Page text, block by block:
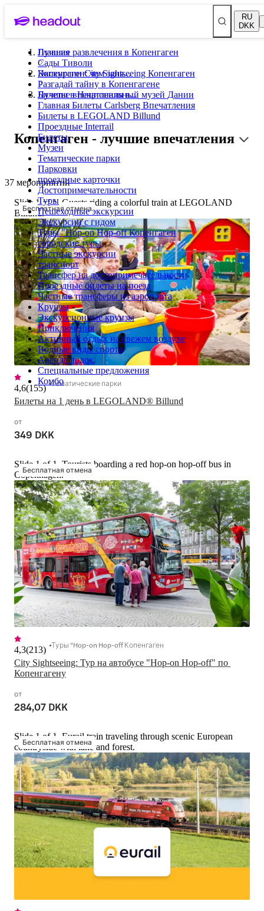
RU
DKK
Лучшие развлечения в Копенгаген
Сады Тиволи
Экскурсии City Sightseeing Копенгаген
Разгадай тайну в Копенгагене
Билеты в Национальный музей Дании
Главная Билеты Carlsberg Впечатления
Билеты в LEGOLAND Billund
Проездные Interrail
Билеты
Музеи
Тематические парки
Парковки
проездные карточки
Достопримечательности
Туры
Пешеходные экскурсии
Экскурсии с гидом
Туры "Hop-on Hop-off Копенгаген
городские туры
Частные экскурсии
транспорт
Трансфер на достопримечательности
Проездные билеты на поезд
Частные трансферы из аэропорта
Круизы
Экскурсионные круизы
Приключения
Активный отдых на свежем воздухе
Водные виды спорта
Аренда лодок
Специальные предложения
Комбо
Главная
Копенгаген: чем заня...
Лучшие впечатления в...
Копенгаген - лучшие впечатления
37 мероприятий
Бесплатная отмена
Slide 1 of 1, Guests riding a colorful train at LEGOLAND
Billund.
Билеты на 1 день в LEGOLAND® Billund
4,6(155) Тематические парки
от
349 DKK
Бесплатная отмена
Slide 1 of 1, Tourists boarding a red hop-on hop-off bus in
Copenhagen.
City Sightseeing: Тур на автобусе "Hop-on Hop-off" по
Копенгагену
4,3(213) Туры "Hop-on Hop-off Копенгаген
от
284,07 DKK
Бесплатная отмена
Slide 1 of 1, Eurail train traveling through scenic European
countryside with lake and forest.